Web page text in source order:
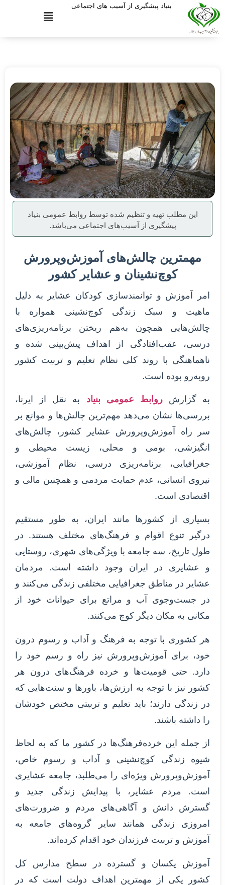
بنیاد پیشگیری از آسیب های اجتماعی
این مطلب تهیه و تنظیم شده توسط روابط عمومی بنیاد
پیشگیری از آسیب‌های اجتماعی می‌باشد.
مهمترین چالش‌های آموزش‌وپرورش
کوچ‌نشینان و عشایر کشور
امر آموزش و توانمندسازی کودکان عشایر به دلیل
ماهیت و سبک زندگی کوچ‌نشینی همواره با
چالش‌هایی همچون به‌هم‌ ریختن برنامه‌ریزی‌های
درسی، عقب‌افتادگی از اهداف پیش‌بینی شده و
ناهماهنگی با روند کلی نظام تعلیم و تربیت کشور
روبه‌رو بوده است.
به گزارشروابط عمومی بنیاد به نقل از ایرنا،
بررسی‌ها نشان می‌دهد مهم‌ترین چالش‌ها و موانع بر
سر راه آموزش‌وپرورش عشایر کشور، چالش‌های
انگیزشی، بومی و محلی، زیست محیطی و
جغرافیایی، برنامه‌ریزی درسی، نظام آموزشی،
نیروی انسانی، عدم حمایت مردمی و همچنین مالی و
اقتصادی است.
بسیاری از کشورها مانند ایران، به‌ طور مستقیم
درگیر تنوع اقوام و فرهنگ‌های مختلف هستند. در
طول تاریخ، سه جامعه با ویژگی‌های شهری، روستایی
و عشایری در ایران وجود داشته است. مردمان
عشایر در مناطق جغرافیایی مختلفی زندگی می‌کنند و
در جست‌وجوی آب و مراتع برای حیوانات خود از
مکانی به مکان دیگر کوچ می‌کنند.
هر کشوری با توجه به فرهنگ و آداب و رسوم درون
خود، برای آموزش‌وپرورش نیز راه و رسم خود را
دارد. حتی قومیت‌ها و خرده فرهنگ‌های درون هر
کشور نیز با توجه به ارزش‌ها، باورها و سنت‌هایی که
در زندگی دارند؛ باید تعلیم و تربیتی مختص خودشان
را داشته باشند.
از جمله این خرده‌فرهنگ‌ها در کشور ما که به لحاظ
شیوه زندگی کوچ‌نشینی و آداب و رسوم خاص،
آموزش‌وپرورش ویژه‌ای را می‌‍‌طلبد، جامعه عشایری
است. مردم عشایر، با پیدایش زندگی جدید و
گسترش دانش و آگاهی‌های مردم و ضرورت‌های
امروزی زندگی همانند سایر گروه‌های جامعه به
آموزش و تربیت فرزندان خود اقدام کرده‌اند.
آموزش یکسان و گسترده در سطح مدارس کل
کشور یکی از مهمترین اهداف دولت است که در